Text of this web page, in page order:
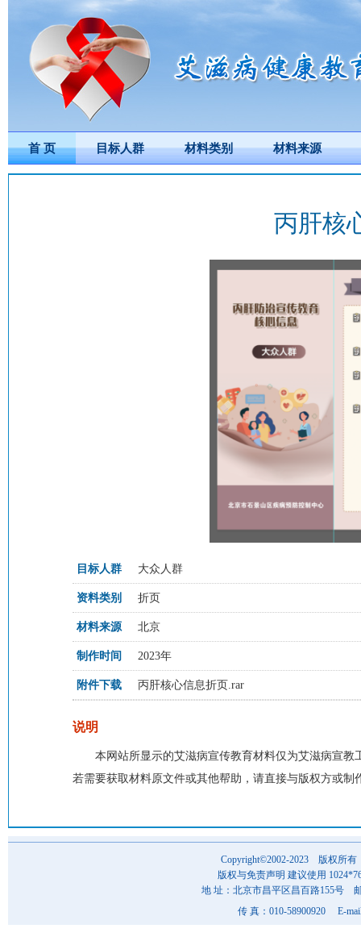
首 页 目标人群 材料类别 材料来源
丙肝核
目标人群 大众人群
资料类别 折页
材料来源 北京
制作时间 2023年
附件下载 丙肝核心信息折页.rar
说明
本网站所显示的艾滋病宣传教育材料仅为艾滋病宣
若需要获取材料原文件或其他帮助，请直接与版权方或制
Copyright©2002-2023 版权所有
版权与免责声明 建议使用
地 址：北京市昌平区昌百路155号
传 真：010-58900920 E-